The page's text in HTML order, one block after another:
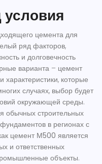
цемента для
ряд факторов,
и долговечность
варианта – цемент
характеристики, которые
случаях, выбор будет
окружающей среды.
обычных строительных
в регионах с
цемент М500 является
и ответственных
объекты.